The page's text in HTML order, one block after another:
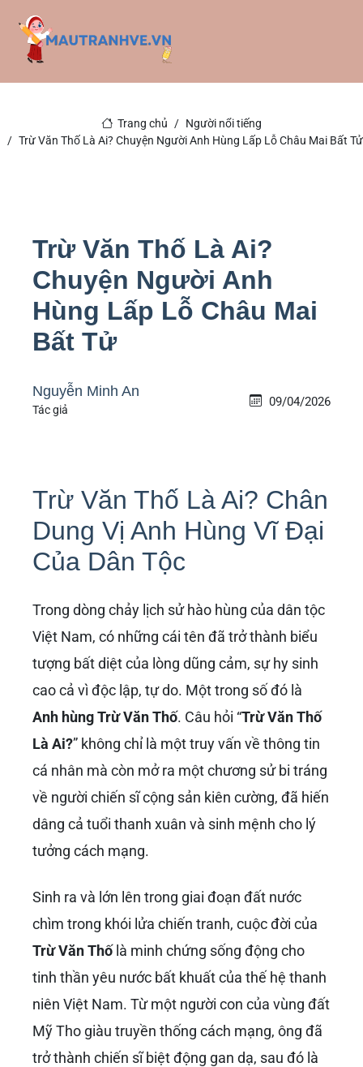
Trang chủ
Người nổi tiếng
Trừ Văn Thố Là Ai? Chuyện Người Anh Hùng Lấp Lỗ Châu Mai Bất Tử
Trừ Văn Thố Là Ai?
Chuyện Người Anh
Hùng Lấp Lỗ Châu Mai
Bất Tử
Nguyễn Minh An
Tác giả
09/04/2026
Trừ Văn Thố Là Ai? Chân
Dung Vị Anh Hùng Vĩ Đại
Của Dân Tộc
Trong dòng chảy lịch sử hào hùng của dân tộc
Việt Nam, có những cái tên đã trở thành biểu
tượng bất diệt của lòng dũng cảm, sự hy sinh
cao cả vì độc lập, tự do. Một trong số đó là
Anh hùng Trừ Văn Thố. Câu hỏi “Trừ Văn Thố
Là Ai?” không chỉ là một truy vấn về thông tin
cá nhân mà còn mở ra một chương sử bi tráng
về người chiến sĩ cộng sản kiên cường, đã hiến
dâng cả tuổi thanh xuân và sinh mệnh cho lý
tưởng cách mạng.
Sinh ra và lớn lên trong giai đoạn đất nước
chìm trong khói lửa chiến tranh, cuộc đời của
Trừ Văn Thốlà minh chứng sống động cho
tinh thần yêu nước bất khuất của thế hệ thanh
niên Việt Nam. Từ một người con của vùng đất
Mỹ Tho giàu truyền thống cách mạng, ông đã
trở thành chiến sĩ biệt động gan dạ, sau đó là